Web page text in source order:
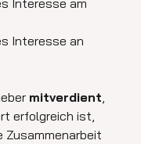
Interesse am
Interesse an
mitverdient,
erfolgreich ist,
Zusammenarbeit